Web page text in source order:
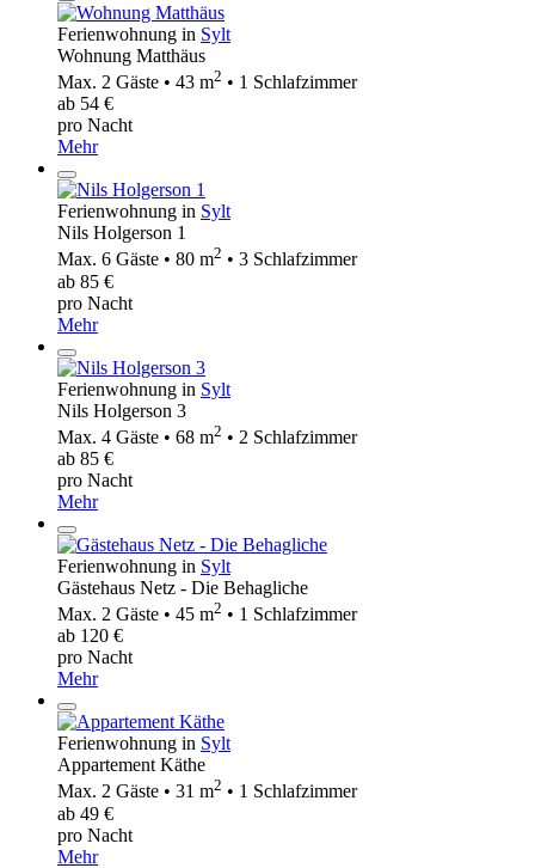
Ferienwohnung in Sylt
Wohnung Matthäus
Max. 2 Gäste • 43 m2 • 1 Schlafzimmer
ab 54 €
pro Nacht
Mehr
Ferienwohnung in Sylt
Nils Holgerson 1
Max. 6 Gäste • 80 m2 • 3 Schlafzimmer
ab 85 €
pro Nacht
Mehr
Ferienwohnung in Sylt
Nils Holgerson 3
Max. 4 Gäste • 68 m2 • 2 Schlafzimmer
ab 85 €
pro Nacht
Mehr
Ferienwohnung in Sylt
Gästehaus Netz - Die Behagliche
Max. 2 Gäste • 45 m2 • 1 Schlafzimmer
ab 120 €
pro Nacht
Mehr
Ferienwohnung in Sylt
Appartement Käthe
Max. 2 Gäste • 31 m2 • 1 Schlafzimmer
ab 49 €
pro Nacht
Mehr